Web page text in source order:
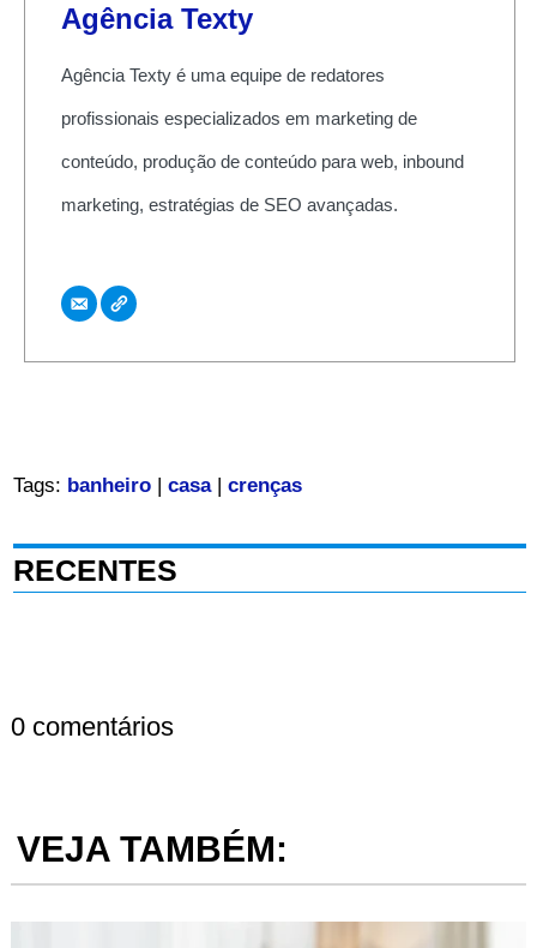
Agência Texty
Agência Texty é uma equipe de redatores
profissionais especializados em marketing de
conteúdo, produção de conteúdo para web, inbound
marketing, estratégias de SEO avançadas.
Tags: banheiro| casa| crenças
RECENTES
0 comentários
VEJA TAMBÉM: